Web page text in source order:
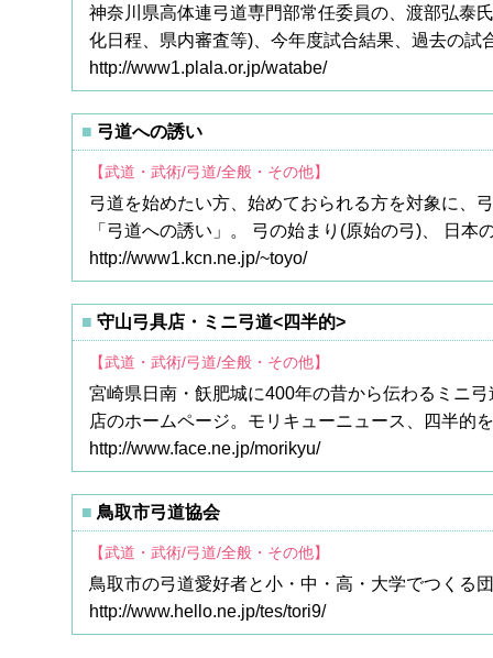
神奈川県高体連弓道専門部常任委員の、渡部弘泰
化日程、県内審査等)、今年度試合結果、過去の試
http://www1.plala.or.jp/watabe/
弓道への誘い
【武道・武術/弓道/全般・その他】
弓道を始めたい方、始めておられる方を対象に、
「弓道への誘い」。 弓の始まり(原始の弓)、 日
http://www1.kcn.ne.jp/~toyo/
守山弓具店・ミニ弓道<四半的>
【武道・武術/弓道/全般・その他】
宮崎県日南・飫肥城に400年の昔から伝わるミニ
店のホームページ。モリキューニュース、四半的
http://www.face.ne.jp/morikyu/
鳥取市弓道協会
【武道・武術/弓道/全般・その他】
鳥取市の弓道愛好者と小・中・高・大学でつくる
http://www.hello.ne.jp/tes/tori9/